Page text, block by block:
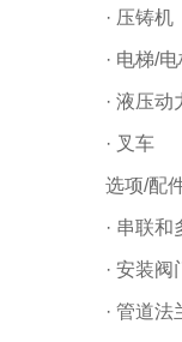
· 压铸机
· 电梯/
· 液压动
· 叉车
选项/配
· 串联和
· 安装阀
· 管道法